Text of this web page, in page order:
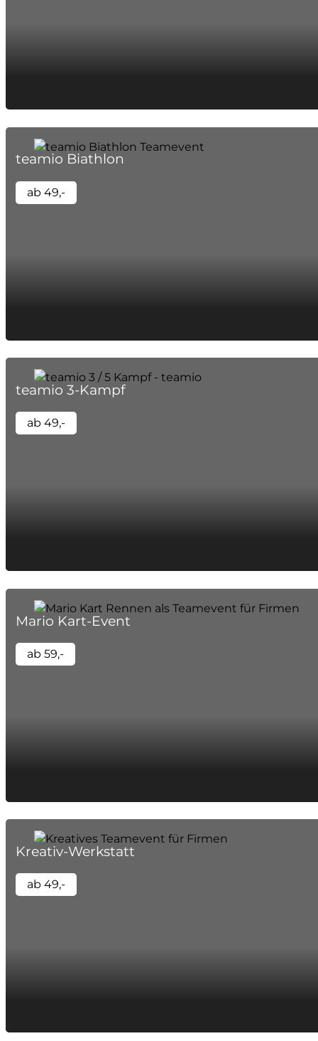
teamio Biathlon
ab 49,-
teamio 3-Kampf
ab 49,-
Mario Kart-Event
ab 59,-
Kreativ-Werkstatt
ab 49,-